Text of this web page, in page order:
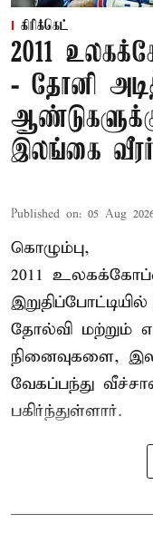
கிரிக்கெட்
2011
- தோனி
இலங்கை வீரர்
Published on: 05 Aug
கொழும்பு,
2011
தோல்வி மற்றும்
நினைவுகளை,
வேகப்பந்து
பகிர்ந்துள்ளார்.